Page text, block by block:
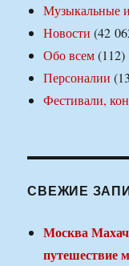
Музыкальные
Новости (42
Обо всем(112)
Персоналии
Фестивали,
СВЕЖИЕ
Москва
путешествие